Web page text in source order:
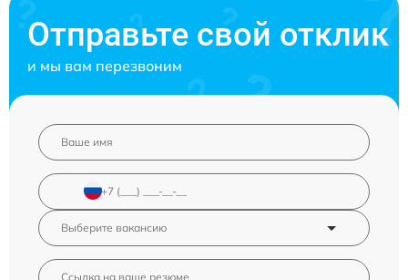
Отправьте свой отклик
и мы вам перезвоним